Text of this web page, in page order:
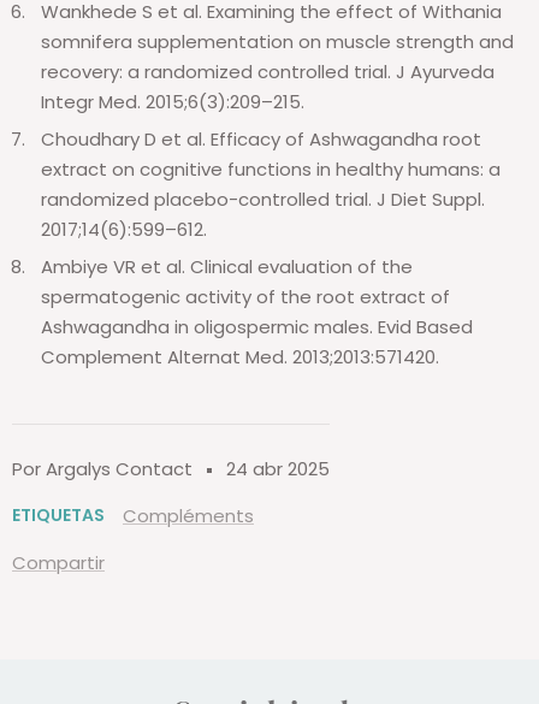
Por Argalys Contact
Compléments
Compartir
Wankhede S et al. Examining the effect of Withania
somnifera supplementation on muscle strength and
recovery: a randomized controlled trial. J Ayurveda
Integr Med. 2015;6(3):209–215.
Choudhary D et al. Efficacy of Ashwagandha root
extract on cognitive functions in healthy humans: a
randomized placebo-controlled trial.
J Diet Suppl.
Ambiye VR et al. Clinical evaluation of the
spermatogenic activity of the root extract of
Ashwagandha in oligospermic males.Evid Based
Complement Alternat Med. 2013;2013:571420.